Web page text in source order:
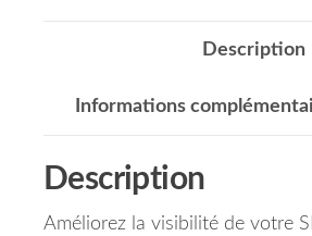
Description
Informations
Description
Améliorez la visibilité de votre